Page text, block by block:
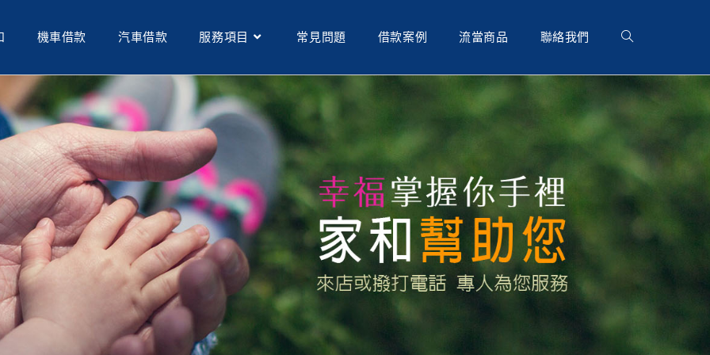
機車借款 汽車借款 服務項目 常見問題 借款案例 流當商品 聯絡我們